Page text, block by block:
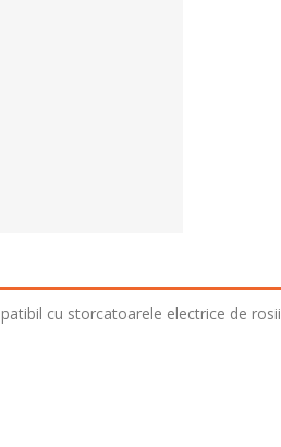
cu storcatoarele electrice de rosii